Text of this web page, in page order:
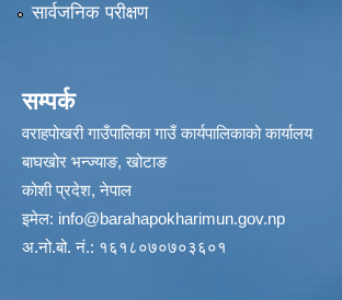
सार्वजनिक परीक्षण
सम्पर्क
वराहपोखरी गाउँपालिका गाउँ कार्यपालिकाको कार्यालय
बाघखोर भन्ज्याङ, खोटाङ
कोशी प्रदेश, नेपाल
इमेल: info@barahapokharimun.gov.np
अ.नो.बो. नं.: १६१८०७०७०३६०१